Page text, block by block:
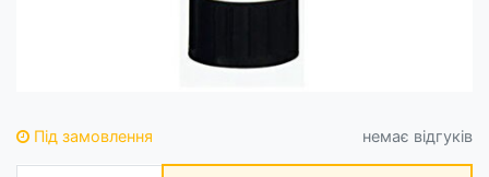
немає відгуків
Під замовлення